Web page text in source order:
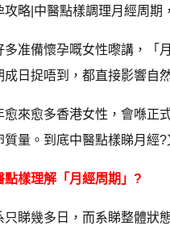
|中醫點樣調理月經周期
備懷孕嘅女性嚟講，「月
成日捉唔到，都直接影響自
愈多香港女性，會喺正式
質量。到底中醫點樣睇月經
點樣理解「月經周期」?
幾多日，而系睇整體狀